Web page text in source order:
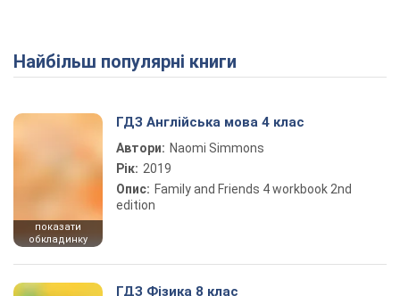
Play Video
Найбільш популярні книги
показати
обкладинку
ГДЗ Англійська мова 4 клас
Автори: Naomi Simmons
Рік: 2019
Опис: Family and Friends 4 workbook 2nd
edition
ГДЗ Фізика 8 клас